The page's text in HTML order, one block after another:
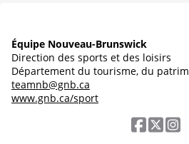
Équipe Nouveau-Brunswick
Direction des sports et des loisirs
Département du tourisme, du
teamnb@gnb.ca
www.gnb.ca/sport